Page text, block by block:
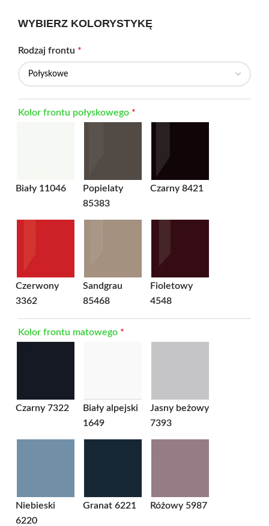
WYBIERZ KOLORYSTYKĘ
Rodzaj frontu *
Kolor frontu połyskowego *
Biały 11046
Popielaty
85383
Czarny 8421
Czerwony
3362
Sandgrau
85468
Fioletowy
4548
Kolor frontu matowego *
Czarny 7322
Biały alpejski
1649
Jasny beżowy
7393
Niebieski
6220
Granat 6221 Różowy 5987